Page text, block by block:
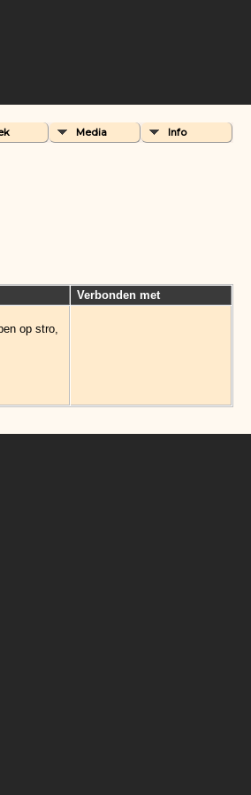
Media Info
Verbonden met
op stro,